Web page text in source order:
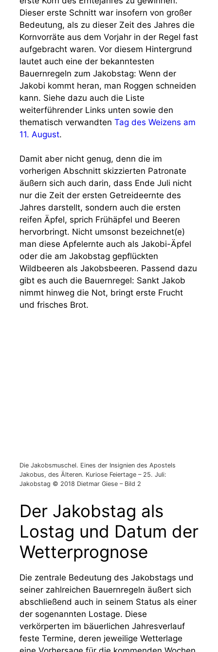
Dieser erste Schnitt war insofern von großer
Bedeutung, als zu dieser Zeit des Jahres die
Kornvorräte aus dem Vorjahr in der Regel fast
aufgebracht waren. Vor diesem Hintergrund
lautet auch eine der bekanntesten
Bauernregeln zum Jakobstag: Wenn der
Jakobi kommt heran, man Roggen schneiden
kann. Siehe dazu auch die Liste
weiterführender Links unten sowie den
thematisch verwandten Tag des Weizens am
11. August.
Damit aber nicht genug, denn die im
vorherigen Abschnitt skizzierten Patronate
äußern sich auch darin, dass Ende Juli nicht
nur die Zeit der ersten Getreideernte des
Jahres darstellt, sondern auch die ersten
reifen Äpfel, sprich Frühäpfel und Beeren
hervorbringt. Nicht umsonst bezeichnet(e)
man diese Apfelernte auch als Jakobi-Äpfel
oder die am Jakobstag gepflückten
Wildbeeren als Jakobsbeeren. Passend dazu
gibt es auch die Bauernregel: Sankt Jakob
nimmt hinweg die Not, bringt erste Frucht
und frisches Brot.
Die Jakobsmuschel. Eines der Insignien des Apostels
Jakobus, des Älteren. Kuriose Feiertage – 25. Juli:
Jakobstag © 2018 Dietmar Giese – Bild 2
Der Jakobstag als
Lostag und Datum der
Wetterprognose
Die zentrale Bedeutung des Jakobstags und
seiner zahlreichen Bauernregeln äußert sich
abschließend auch in seinem Status als einer
der sogenannten Lostage. Diese
verkörperten im bäuerlichen Jahresverlauf
feste Termine, deren jeweilige Wetterlage